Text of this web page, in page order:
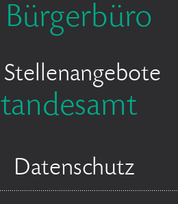
Bürgerbüro
Stellenangebote
Datenschutz